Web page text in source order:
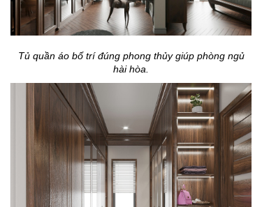
Tủ quần áo bố trí đúng phong thủy giúp phòng ngủ
hài hòa.